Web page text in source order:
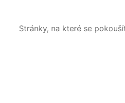
Stránky, na které se